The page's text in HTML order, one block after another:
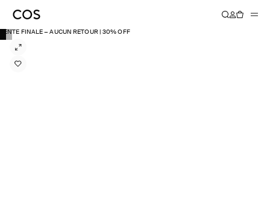
VENTE FINALE − AUCUN RETOUR | 30% OFF